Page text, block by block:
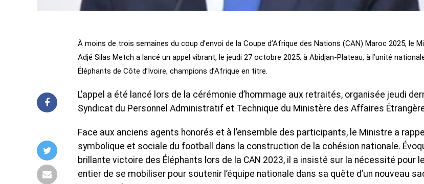
À moins de trois semaines du coup d’envoi de la Coupe d’Afrique des Nations (CAN) Maroc 2025, le
Adjé Silas Metch a lancé un appel vibrant, le jeudi 27 octobre 2025, à Abidjan-Plateau, à l’unité
Éléphants de Côte d’Ivoire, champions d’Afrique en titre.
L’appel a été lancé lors de la cérémonie d’hommage aux retraités, organisée jeudi
Syndicat du Personnel Administratif et Technique du Ministère des Affaires
Face aux anciens agents honorés et à l’ensemble des participants, le Ministre a
symbolique et sociale du football dans la construction de la cohésion nationale.
brillante victoire des Éléphants lors de la CAN 2023, il a insisté sur la nécessité pour
entier de se mobiliser pour soutenir l’équipe nationale dans sa quête d’un nouveau